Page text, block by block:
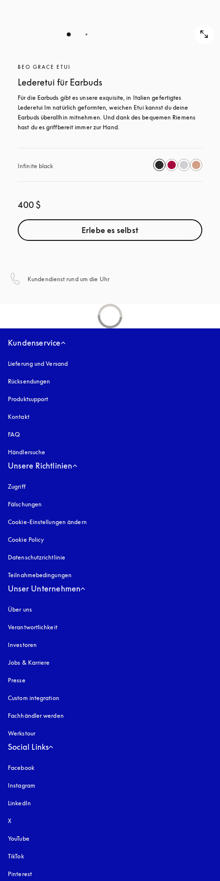
BEO GRACE ETUI
Lederetui für Earbuds
Für die Earbuds gibt es unsere exquisite, in Italien gefertigtes
Lederetui Im natürlich geformten, weichen Etui kannst du deine
Earbuds überallhin mitnehmen. Und dank des bequemen Riemens
hast du es griffbereit immer zur Hand.
Infinite black
400 $
Erlebe es selbst
Kundendienst rund um die Uhr
Kundenservice
Lieferung und Versand
Rücksendungen
Produktsupport
Kontakt
FAQ
Händlersuche
Unsere Richtlinien
Zugrifföffnet sich in einem neuen Tab
Fälschungen
Cookie-Einstellungen ändern
Cookie Policy
Datenschutzrichtlinie
Teilnahmebedingungen
Unser Unternehmen
Über uns
Verantwortlichkeit
Investoren
Jobs & Karriere
Presse
Custom integration
Fachhändler werden
Werkstour
Social Links
Facebook
Instagram
LinkedIn
X
YouTube
TikTok
Pinterest